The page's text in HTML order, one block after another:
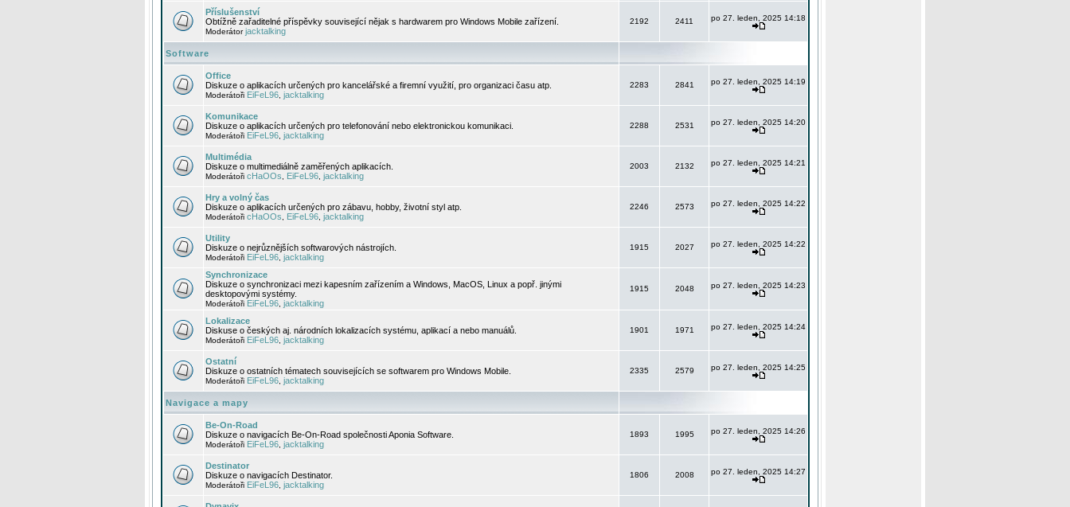
Příslušenství
Obtížně zařaditelné příspěvky související nějak s hardwarem pro Windows Mobile zařízení.
Moderátorjacktalking
2192 2411 po 27. leden, 2025 14:18
Software
Office
Diskuze o aplikacích určených pro kancelářské a firemní využití, pro organizaci času atp.
Moderátoři EiFeL96 jacktalking
2283 2841 po 27. leden, 2025 14:19
Komunikace
Diskuze o aplikacích určených pro telefonování nebo elektronickou komunikaci.
Moderátoři EiFeL96 jacktalking
2288 2531 po 27. leden, 2025 14:20
Multimédia
Diskuze o multimediálně zaměřených aplikacích.
Moderátoři cHaOOs EiFeL96 jacktalking
2003 2132 po 27. leden, 2025 14:21
Hry a volný čas
Diskuze o aplikacích určených pro zábavu, hobby, životní styl atp.
Moderátoři cHaOOs EiFeL96 jacktalking
2246 2573 po 27. leden, 2025 14:22
Utility
Diskuze o nejrůznějších softwarových nástrojích.
Moderátoři EiFeL96 jacktalking
1915 2027 po 27. leden, 2025 14:22
Synchronizace
Diskuze o synchronizaci mezi kapesním zařízením a Windows, MacOS, Linux a popř. jinými
desktopovými systémy.
Moderátoři EiFeL96 jacktalking
1915 2048 po 27. leden, 2025 14:23
Lokalizace
Diskuse o českých aj. národních lokalizacích systému, aplikací a nebo manuálů.
Moderátoři EiFeL96 jacktalking
1901 1971 po 27. leden, 2025 14:24
Ostatní
Diskuze o ostatních tématech souvisejících se softwarem pro Windows Mobile.
Moderátoři EiFeL96 jacktalking
2335 2579 po 27. leden, 2025 14:25
Navigace a mapy
Be-On-Road
Diskuze o navigacích Be-On-Road společnosti Aponia Software.
Moderátoři EiFeL96 jacktalking
1893 1995 po 27. leden, 2025 14:26
Destinator
Diskuze o navigacích Destinator.
Moderátoři EiFeL96 jacktalking
1806 2008 po 27. leden, 2025 14:27